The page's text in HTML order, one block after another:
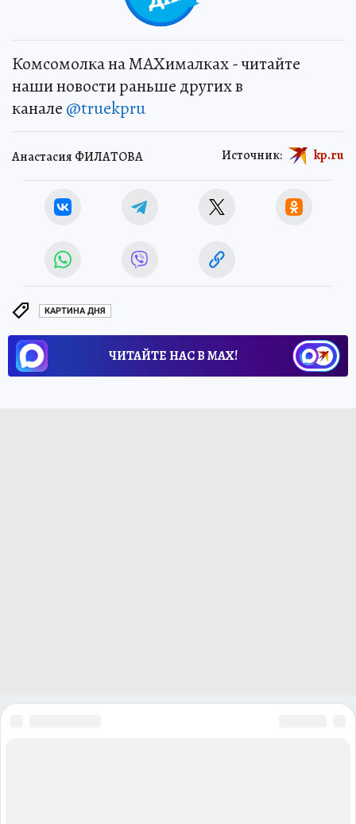
Комсомолка на MAXималках - читайте
наши новости раньше других в
канале @truekpru
Анастасия ФИЛАТОВА Источник: kp.ru
КАРТИНА ДНЯ
ЧИТАЙТЕ НАС В МАХ!